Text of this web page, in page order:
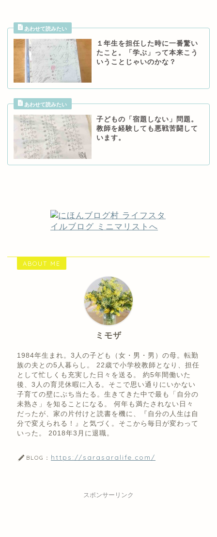
１年生を担任した時に一番驚い
たこと。「学ぶ」って本来こう
いうことじゃいのかな？
子どもの「宿題しない」問題。
教師を経験しても悪戦苦闘して
います。
ABOUT ME
ミモザ
1984年生まれ。3人の子ども（女・男・男）の母。転勤
族の夫との5人暮らし。 22歳で小学校教師となり、担任
として忙しくも充実した日々を送る。 約5年間働いた
後、3人の育児休暇に入る。そこで思い通りにいかない
子育ての壁にぶち当たる。生きてきた中で最も「自分の
未熟さ」を知ることになる。 何年も満たされない日々
だったが、家の片付けと読書を機に、『自分の人生は自
分で変えられる！』と気づく。そこから毎日が変わって
いった。 2018年3月に退職。
BLOG： https://sarasaralife.com/
スポンサーリンク